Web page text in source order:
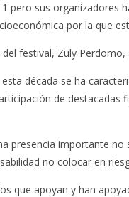
pero sus organizadores
por la que
festival, Zuly Perdomo,
década se ha
de
presencia importante
no colocar en
que apoyan y han